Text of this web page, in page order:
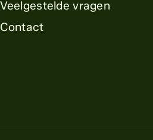
Veelgestelde vragen
Contact